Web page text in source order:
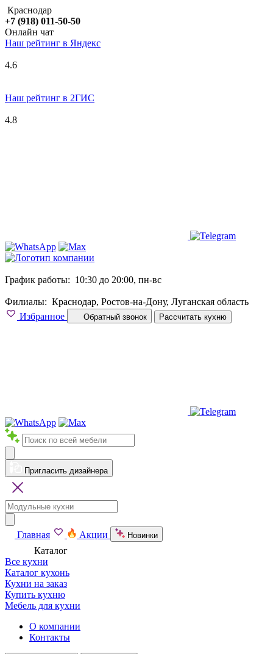
Краснодар
+7 (918) 011-50-50
Онлайн чат
Наш рейтинг в Яндекс
4.6
Наш рейтинг в 2ГИС
4.8
График работы: 10:30 до 20:00, пн-вс
Филиалы: Краснодар, Ростов-на-Дону, Луганская область
Избранное
Обратный звонок Рассчитать кухню
Пригласить дизайнера
Главная Акции Новинки
Каталог
Все кухни
Каталог кухонь
Кухни на заказ
Купить кухню
Мебель для кухни
О компании
Контакты